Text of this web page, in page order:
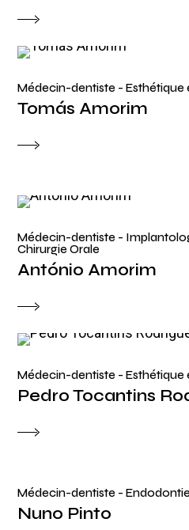
Médecin-dentiste - Esthétique
Tomás Amorim
Médecin-dentiste -
Chirurgie Orale
António Amorim
Médecin-dentiste - Esthétique
Pedro Tocantins
Médecin-dentiste - Endodontie
Nuno Pinto